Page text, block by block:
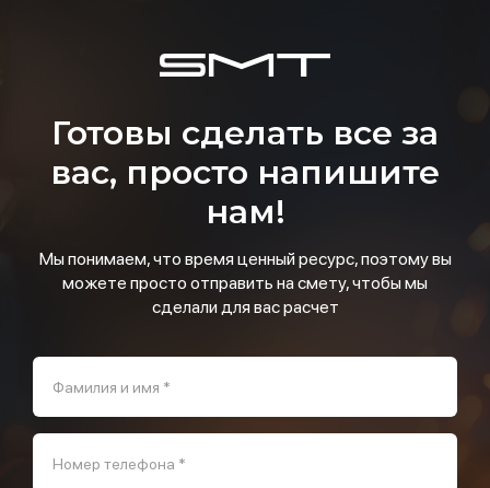
Готовы сделать все за
вас, просто напишите
нам!
Мы понимаем, что время ценный ресурс, поэтому вы
можете просто отправить на смету, чтобы мы
сделали для вас расчет
Фамилия и имя *
Номер телефона *